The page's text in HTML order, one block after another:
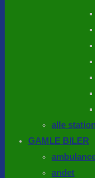
alle
GAMLE BILER
andet